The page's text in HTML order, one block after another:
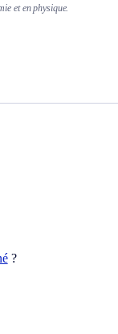
et en physique.
?